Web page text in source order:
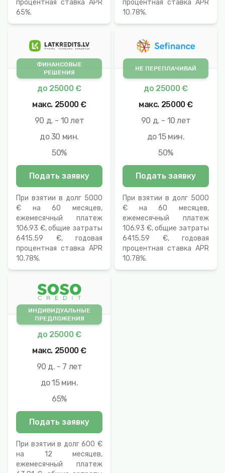
процентная ставка APR
65%.
процентная ставка APR
10.78%.
ФИНАНСОВЫЕ
РЕШЕНИЯ
до 25000 €
макс. 25000 €
90 д. - 10 лет
до 30 мин.
50%
Подать заявку
При взятии в долг 5000
€ на 60 месяцев,
ежемесячный платеж
106.93 €, общие затраты
6415.59 €, годовая
процентная ставка APR
10.78%.
НЕ ПЕРЕПЛАЧИВАЙ
до 25000 €
макс. 25000 €
90 д. - 10 лет
до 15 мин.
50%
Подать заявку
При взятии в долг 5000
€ на 60 месяцев,
ежемесячный платеж
106.93 €, общие затраты
6415.59 €, годовая
процентная ставка APR
10.78%.
ИНДИВИДУАЛЬНЫЕ
ПРЕДЛОЖЕНИЯ
до 25000 €
макс. 25000 €
90 д. - 7 лет
до 15 мин.
65%
Подать заявку
При взятии в долг 600 €
на 12 месяцев,
ежемесячный платеж